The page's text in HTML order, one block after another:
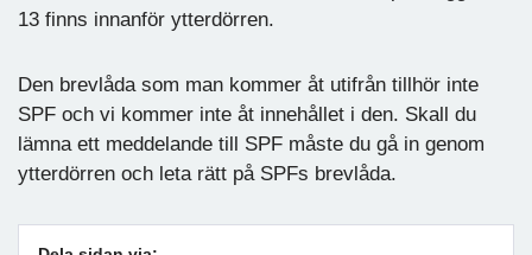
13 finns innanför ytterdörren.
Den brevlåda som man kommer åt utifrån tillhör inte
SPF och vi kommer inte åt innehållet i den. Skall du
lämna ett meddelande till SPF måste du gå in genom
ytterdörren och leta rätt på SPFs brevlåda.